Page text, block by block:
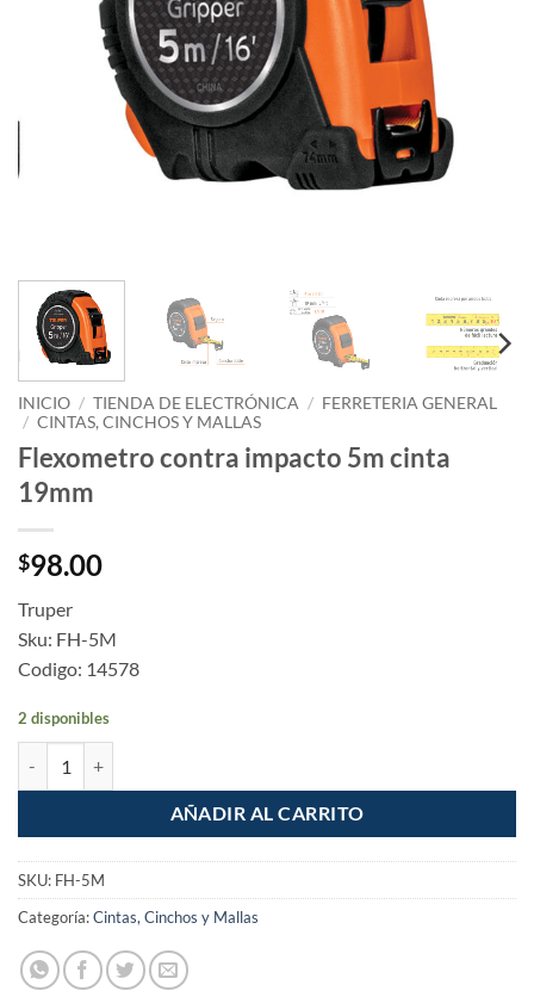
INICIO / TIENDA DE ELECTRÓNICA / FERRETERIA GENERAL
/ CINTAS, CINCHOS Y MALLAS
Flexometro contra impacto 5m cinta
19mm
$98.00
Truper
Sku: FH-5M
Codigo: 14578
2 disponibles
AÑADIR AL CARRITO
SKU: FH-5M
Categoría:Cintas, Cinchos y Mallas